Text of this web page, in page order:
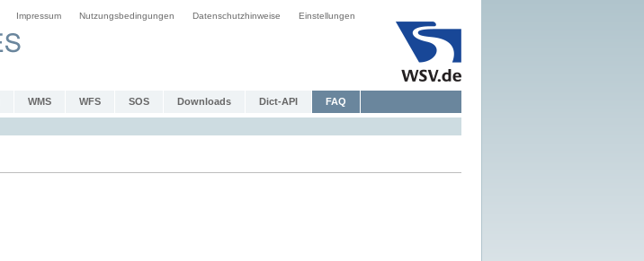
Impressum Nutzungsbedingungen Datenschutzhinweise Einstellungen
WMS WFS SOS Downloads Dict-API FAQ